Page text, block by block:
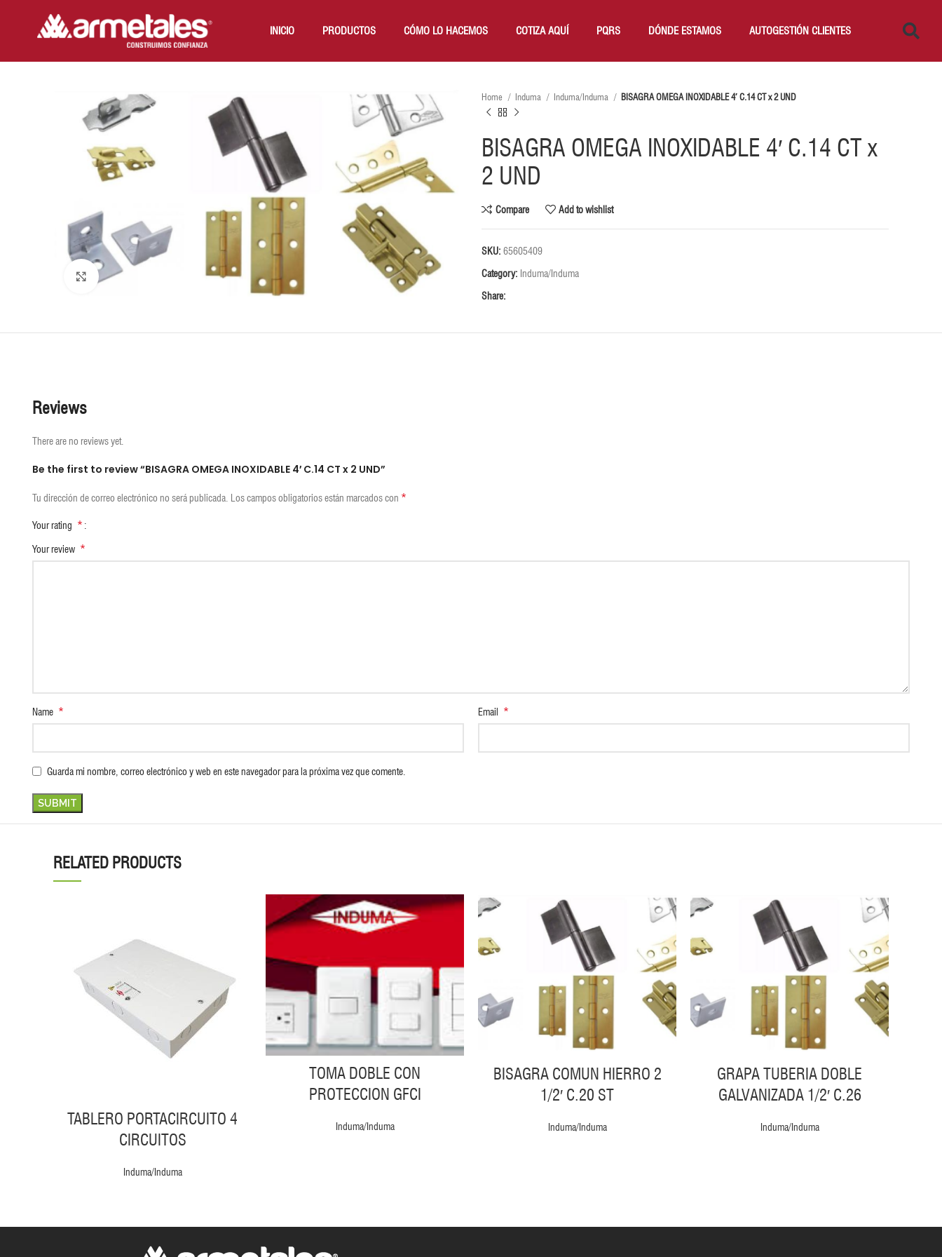
INICIO PRODUCTOS CÓMO LO HACEMOS COTIZA AQUÍ PQRS DÓNDE ESTAMOS AUTOGESTIÓN CLIENTES
Click to enlarge
Home Induma Induma/Induma BISAGRA OMEGA INOXIDABLE 4′ C.14 CT x 2 UND
BISAGRA OMEGA INOXIDABLE 4′ C.14 CT x
2 UND
Compare Add to wishlist
SKU: 65605409
Category: Induma/Induma
Share:
Reviews
There are no reviews yet.
Be the first to review “BISAGRA OMEGA INOXIDABLE 4′ C.14 CT x 2 UND”
Tu dirección de correo electrónico no será publicada. Los campos obligatorios están marcados con *
Your rating *
Your review *
Name * Email *
Guarda mi nombre, correo electrónico y web en este navegador para la próxima vez que comente.
RELATED PRODUCTS
TABLERO PORTACIRCUITO 4
CIRCUITOS
Induma/Induma
TOMA DOBLE CON
PROTECCION GFCI
Induma/Induma
BISAGRA COMUN HIERRO 2
1/2′ C.20 ST
Induma/Induma
GRAPA TUBERIA DOBLE
GALVANIZADA 1/2′ C.26
Induma/Induma